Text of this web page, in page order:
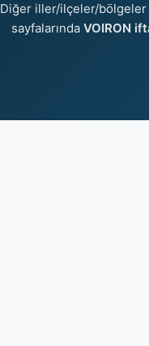
Diğer iller/ilçeler/bölgeler
sayfalarında VOIRON